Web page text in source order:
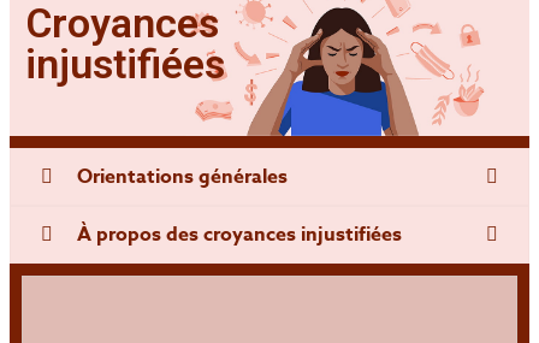
Croyances
injustifiées
Orientations générales
À propos des croyances injustifiées